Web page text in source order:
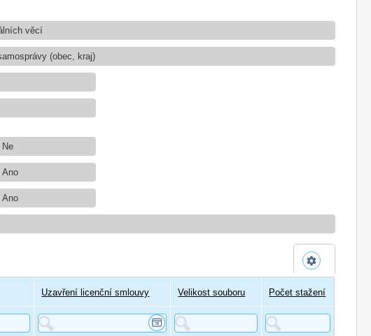
věcí
(obec, kraj)
Ne
Ano
Ano
Uzavření licenční smlouvy Velikost souboru Počet stažení